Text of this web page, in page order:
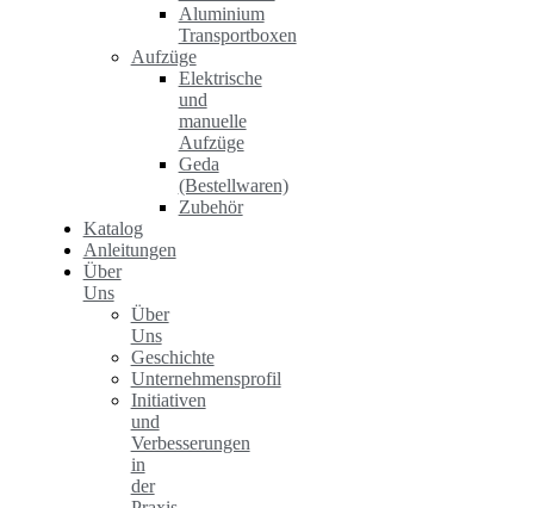
Aluminium
Transportboxen
Aufzüge
Elektrische
und
manuelle
Aufzüge
Geda
(Bestellwaren)
Zubehör
Katalog
Anleitungen
Über
Uns
Über
Uns
Geschichte
Unternehmensprofil
Initiativen
und
Verbesserungen
in
der